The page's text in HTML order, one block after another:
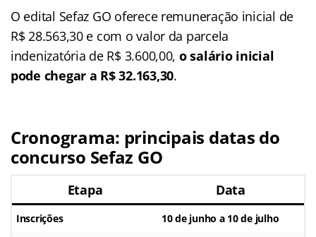
O edital Sefaz GO oferece remuneração inicial de
R$ 28.563,30 e com o valor da parcela
indenizatória de R$ 3.600,00, o salário inicial
pode chegar a R$ 32.163,30.
Cronograma: principais datas do
concurso Sefaz GO
Etapa Data
Inscrições 10 de junho a 10 de julho